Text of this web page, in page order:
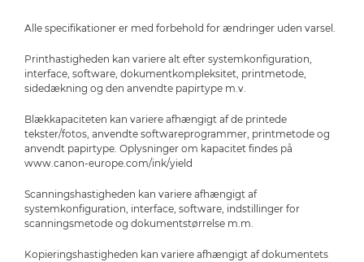
Alle specifikationer er med forbehold for ændringer uden varsel.
Printhastigheden kan variere alt efter systemkonfiguration,
interface, software, dokumentkompleksitet, printmetode,
sidedækning og den anvendte papirtype m.v.
Blækkapaciteten kan variere afhængigt af de printede
tekster/fotos, anvendte softwareprogrammer, printmetode og
anvendt papirtype. Oplysninger om kapacitet findes på
www.canon-europe.com/ink/yield
Scanningshastigheden kan variere afhængigt af
systemkonfiguration, interface, software, indstillinger for
scanningsmetode og dokumentstørrelse m.m.
Kopieringshastigheden kan variere afhængigt af dokumentets